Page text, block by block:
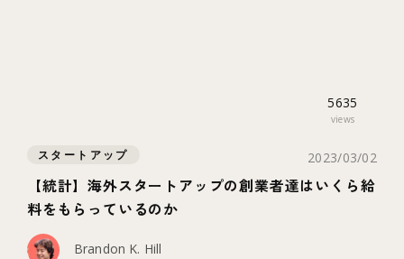
5635
views
スタートアップ 2023/03/02
【統計】海外スタートアップの創業者達はいくら給
料をもらっているのか
Brandon K. Hill